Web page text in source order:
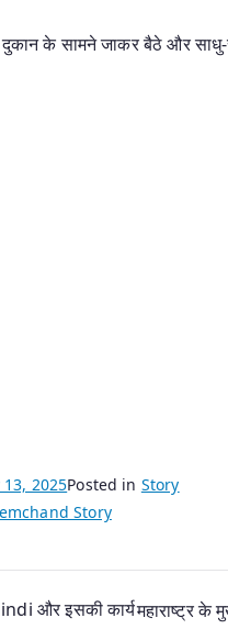
के सामने जाकर बैठे और
13, 2025Posted in Story
Story
और इसकी कार्यमहाराष्ट्र के